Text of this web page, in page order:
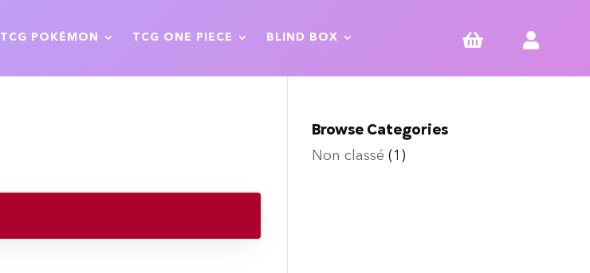
TCG POKÉMON TCG ONE PIECE BLIND BOX  
Browse Categories
Non classé (1)